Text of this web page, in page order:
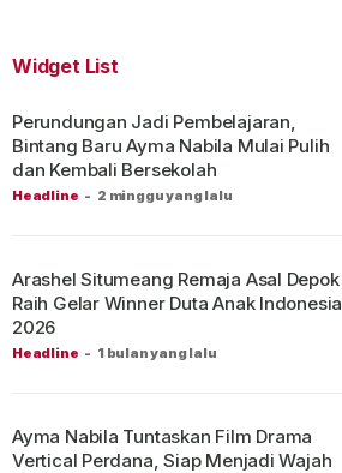
Widget List
Headline - 2 minggu yang lalu
Perundungan Jadi Pembelajaran,
Bintang Baru Ayma Nabila Mulai Pulih
dan Kembali Bersekolah
Headline - 1 bulan yang lalu
Arashel Situmeang Remaja Asal Depok
Raih Gelar Winner Duta Anak Indonesia
2026
Ayma Nabila Tuntaskan Film Drama
Vertical Perdana, Siap Menjadi Wajah